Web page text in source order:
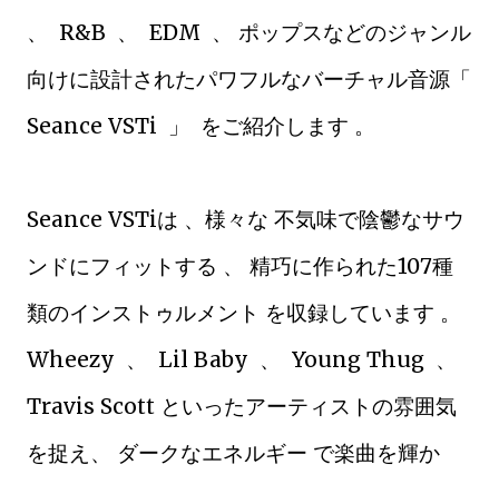
、 R&B 、 EDM 、 ポップスなどのジャンル
向けに設計されたパワフルなバーチャル音源「
Seance VSTi 」 をご紹介します 。
Seance VSTiは 、様々な 不気味で陰鬱なサウ
ンドにフィットする 、 精巧に作られた107種
類のインストゥルメント を収録しています 。
Wheezy 、 Lil Baby 、 Young Thug 、
Travis Scott といったアーティストの雰囲気
を捉え、 ダークなエネルギー で楽曲を輝か